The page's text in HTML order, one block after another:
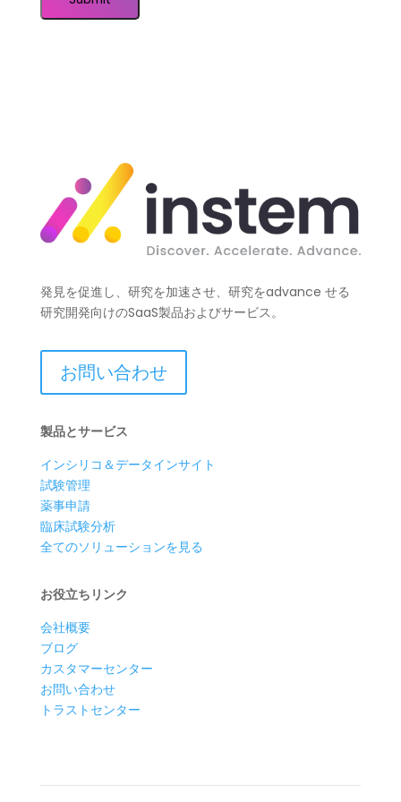
発見を促進し、研究を加速させ、研究をadvance せる
研究開発向けのSaaS製品およびサービス。
お問い合わせ
製品とサービス
インシリコ＆データインサイト
試験管理
薬事申請
臨床試験分析
全てのソリューションを見る
お役立ちリンク
会社概要
ブログ
カスタマーセンター
お問い合わせ
トラストセンター